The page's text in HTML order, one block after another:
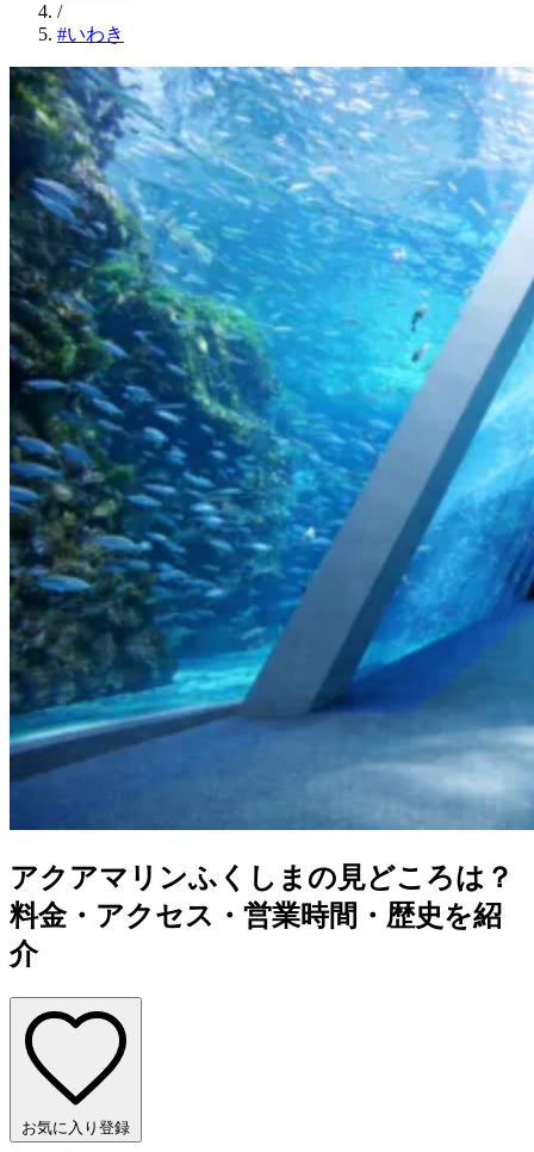
/
#いわき
アクアマリンふくしまの見どころは？
料金・アクセス・営業時間・歴史を紹
介
お気に入り登録